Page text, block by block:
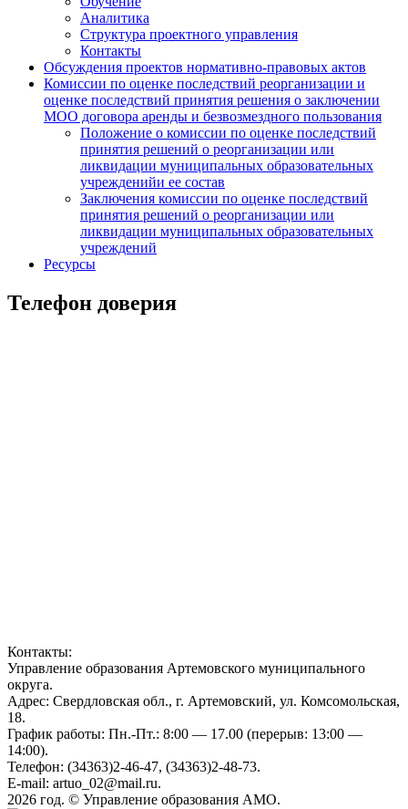
Аналитика
Структура проектного управления
Контакты
Обсуждения проектов нормативно-правовых актов
Комиссии по оценке последствий реорганизации и
оценке последствий принятия решения о заключении
МОО договора аренды и безвозмездного пользования
Положение о комиссии по оценке последствий
принятия решений о реорганизации или
ликвидации муниципальных образовательных
учрежденийи ее состав
Заключения комиссии по оценке последствий
принятия решений о реорганизации или
ликвидации муниципальных образовательных
учреждений
Ресурсы
Телефон доверия
Контакты:
Управление образования Артемовского муниципального
округа.
Адрес: Свердловская обл., г. Артемовский, ул. Комсомольская,
18.
График работы: Пн.-Пт.: 8:00 — 17.00 (перерыв: 13:00 —
14:00).
Телефон: (34363)2-46-47, (34363)2-48-73.
E-mail: artuo_02@mail.ru.
2026 год. © Управление образования АМО.